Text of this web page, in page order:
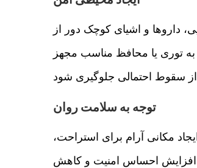
داروها و اشیای کوچک دور از
توری یا محافظ مناسب مجهز
توجه به سلامت روان
مکانی آرام برای استراحت،
افزایش احساس امنیت و کاهش